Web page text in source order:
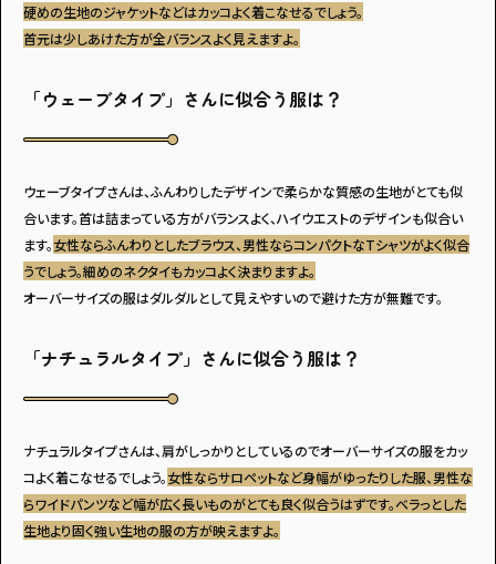
硬めの生地のジャケットなどはカッコよく着こなせるでしょう。
首元は少しあけた方が全バランスよく見えますよ。
「ウェーブタイプ」さんに似合う服は？
ウェーブタイプさんは、ふんわりしたデザインで柔らかな質感の生地がとても似
合います。首は詰まっている方がバランスよく、ハイウエストのデザインも似合い
ます。女性ならふんわりとしたブラウス、男性ならコンパクトなTシャツがよく似合
うでしょう。細めのネクタイもカッコよく決まりますよ。
オーバーサイズの服はダルダルとして見えやすいので避けた方が無難です。
「ナチュラルタイプ」さんに似合う服は？
ナチュラルタイプさんは、肩がしっかりとしているのでオーバーサイズの服をカッ
コよく着こなせるでしょう。女性ならサロペットなど身幅がゆったりした服、男性な
らワイドパンツなど幅が広く長いものがとても良く似合うはずです。ベラっとした
生地より固く強い生地の服の方が映えますよ。